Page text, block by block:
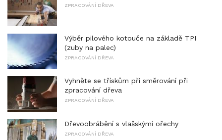
ZPRACOVÁNÍ DŘEVA
Výběr pilového kotouče na základě TPI
(zuby na palec)
ZPRACOVÁNÍ DŘEVA
Vyhněte se třískům při směrování při
zpracování dřeva
ZPRACOVÁNÍ DŘEVA
Dřevoobrábění s vlašskými ořechy
ZPRACOVÁNÍ DŘEVA